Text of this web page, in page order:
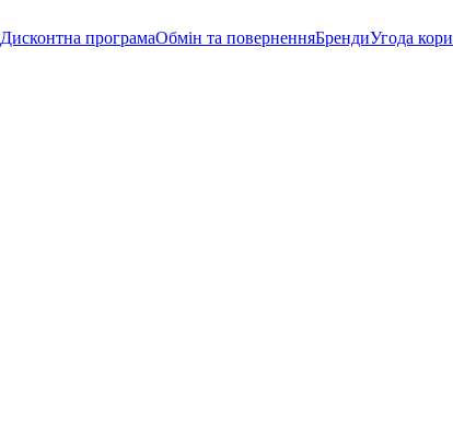
Дисконтна програмаОбмін та поверненняБрендиУгода